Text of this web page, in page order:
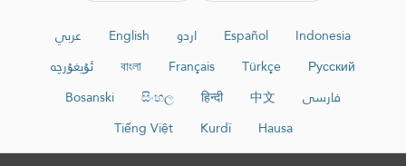
عربي English اردو Español
Indonesia
ئۇيغۇرچە
বাংলা Français Türkçe
Русский
Bosanski
සිංහල हिन्दी 中文
فارسی
Tiếng Việt
Kurdî Hausa